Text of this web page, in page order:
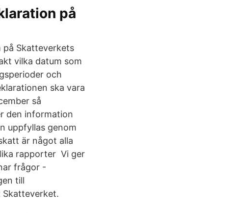
på
på Skatteverkets
vilka datum som
och
ska vara
så
den information
uppfyllas genom
är något alla
rapporter Vi ger
frågor -
till
Skatteverket.